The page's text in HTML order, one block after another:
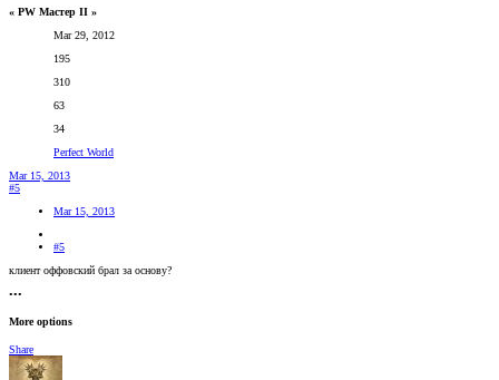
« PW Мастер II »
Mar 29, 2012
195
310
63
34
Perfect World
Mar 15, 2013
#5
Mar 15, 2013
#5
клиент оффовский брал за основу?
•••
More options
Share